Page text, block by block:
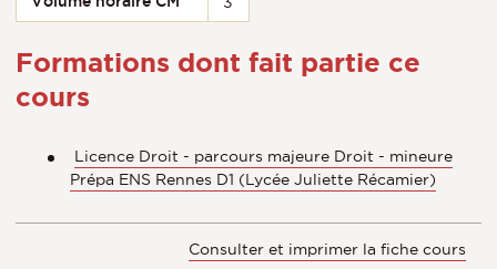
Formations dont fait partie ce
cours
Licence Droit - parcours majeure Droit - mineure
Prépa ENS Rennes D1 (Lycée Juliette Récamier)
Consulter et imprimer la fiche cours